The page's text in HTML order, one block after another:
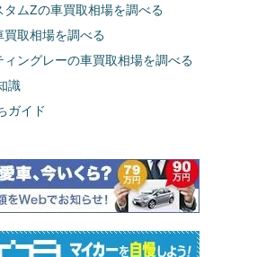
タムZの車買取相場を調べる
買取相場を調べる
ィングレーの車買取相場を調べる
識
ガイド